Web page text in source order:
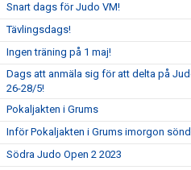
Snart dags för Judo VM!
Tävlingsdags!
Ingen träning på 1 maj!
Dags att anmäla sig för att delta på
26-28/5!
Pokaljakten i Grums
Inför Pokaljakten i Grums imorgon
Södra Judo Open 2 2023